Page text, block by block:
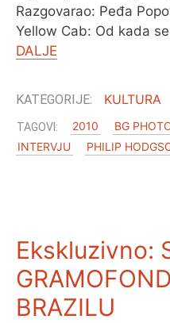
Razgovarao: Peđa
Yellow Cab: Od kada
DALJE
KULTURA
2010 BG
INTERVJU
PHILIP
Ekskluzivno:
BRAZILU